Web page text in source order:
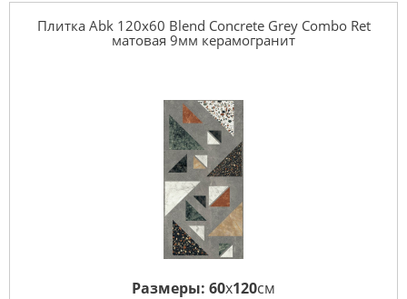
Плитка Abk 120x60 Blend Concrete Grey Combo Ret
матовая 9мм керамогранит
Размеры: 60x120см